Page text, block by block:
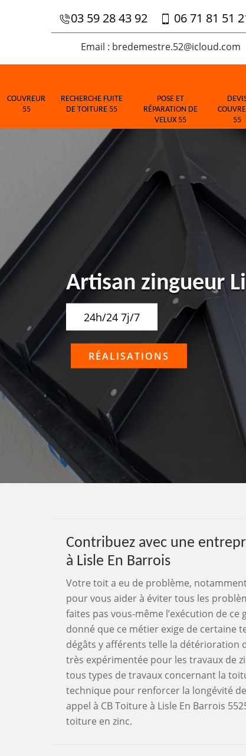
03 59 28 43 92 06 71 81 51
Email : bredemestre.52@icloud.com
COUVREUR
55
RECHERCHE FUITE
DE TOITURE 55
POSE ET
RÉPARATION DE
VELUX 55
55
Artisan zingueur
24h/24 7j/7
RÉALISATIONS
Contribuez avec une
à Lisle En Barrois
Votre toit a eu de problème, notamment
pour vous aider à éviter tous les
faites pas vous-même l’exécution de
donné que ce métier exige de certaine
dégâts y afférents telle la détérioration
très expérimentée pour les travaux de
tous types de travaux concernant la
technique pour renforcer la longévité
appel à CB Toiture à Lisle En Barrois
toiture en zinc.